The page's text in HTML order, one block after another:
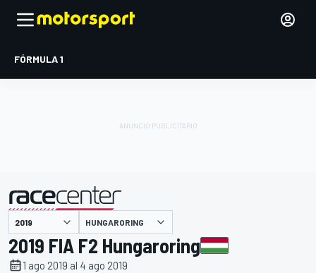
FÓRMULA 1
presentado por HUNGARORING
2019 FIA F2 Hungaroring
1 ago 2019 al 4 ago 2019